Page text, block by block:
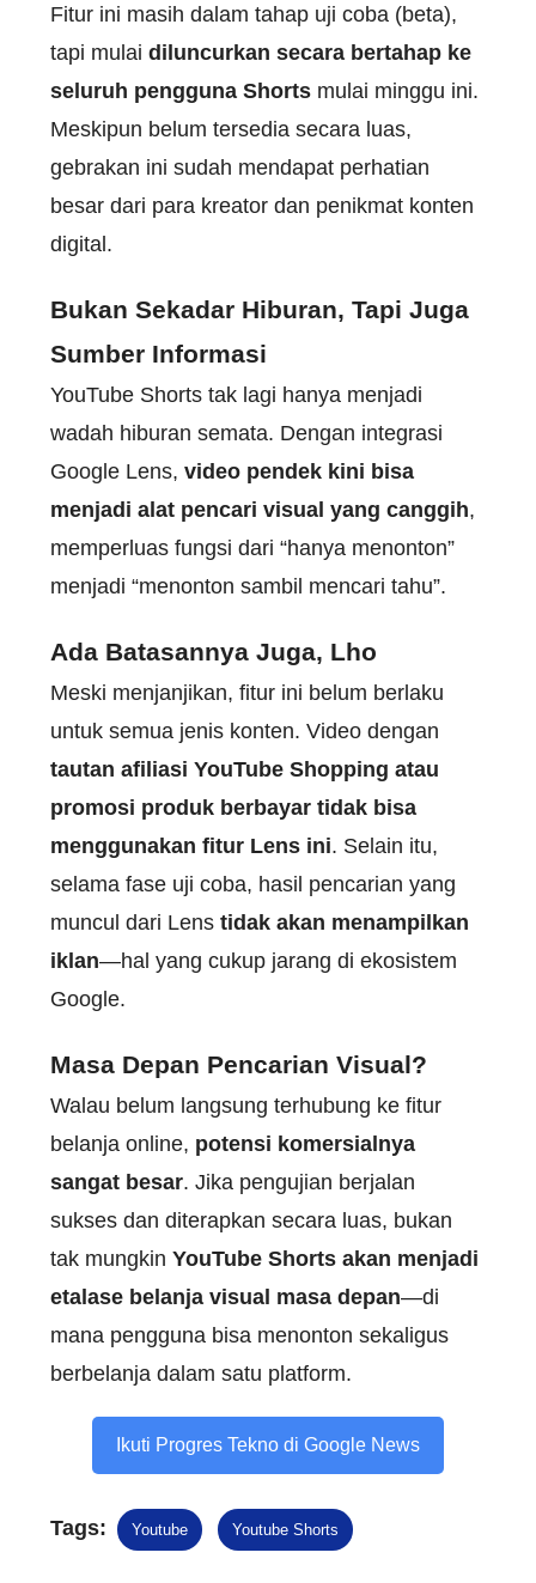
Fitur ini masih dalam tahap uji coba (beta),
tapi mulai diluncurkan secara bertahap ke
seluruh pengguna Shorts mulai minggu ini.
Meskipun belum tersedia secara luas,
gebrakan ini sudah mendapat perhatian
besar dari para kreator dan penikmat konten
digital.
Bukan Sekadar Hiburan, Tapi Juga
Sumber Informasi
YouTube Shorts tak lagi hanya menjadi
wadah hiburan semata. Dengan integrasi
Google Lens, video pendek kini bisa
menjadi alat pencari visual yang canggih,
memperluas fungsi dari “hanya menonton”
menjadi “menonton sambil mencari tahu”.
Ada Batasannya Juga, Lho
Meski menjanjikan, fitur ini belum berlaku
untuk semua jenis konten. Video dengan
tautan afiliasi YouTube Shopping atau
promosi produk berbayar tidak bisa
menggunakan fitur Lens ini. Selain itu,
selama fase uji coba, hasil pencarian yang
muncul dari Lens tidak akan menampilkan
iklan—hal yang cukup jarang di ekosistem
Google.
Masa Depan Pencarian Visual?
Walau belum langsung terhubung ke fitur
belanja online, potensi komersialnya
sangat besar. Jika pengujian berjalan
sukses dan diterapkan secara luas, bukan
tak mungkin YouTube Shorts akan menjadi
etalase belanja visual masa depan—di
mana pengguna bisa menonton sekaligus
berbelanja dalam satu platform.
Ikuti Progres Tekno di Google News
Tags: Youtube Youtube Shorts